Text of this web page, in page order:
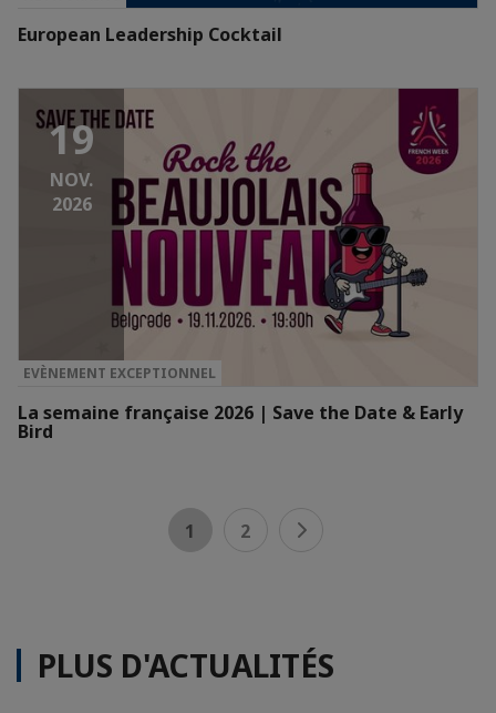
European Leadership Cocktail
19
NOV.
2026
EVÈNEMENT EXCEPTIONNEL
La semaine française 2026 | Save the Date & Early
Bird
1 2
PLUS D'ACTUALITÉS